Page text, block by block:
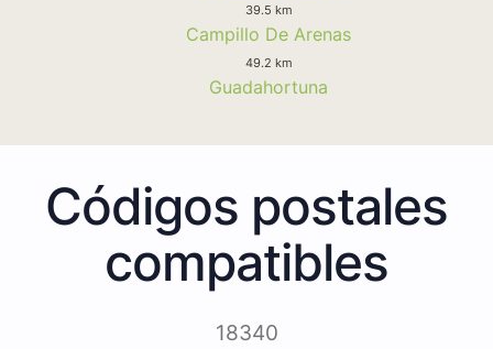
39.5 km
Campillo De Arenas
49.2 km
Guadahortuna
Códigos postales
compatibles
18340